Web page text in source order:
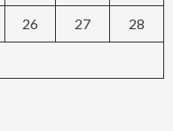
26 27 28